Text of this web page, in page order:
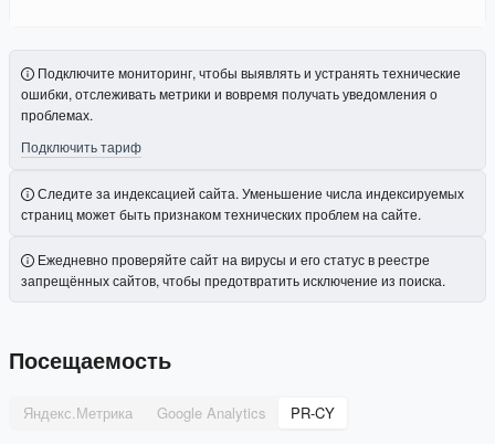
Подключите мониторинг, чтобы выявлять и устранять технические
ошибки, отслеживать метрики и вовремя получать уведомления о
проблемах.
Подключить тариф
Следите за индексацией сайта. Уменьшение числа индексируемых
страниц может быть признаком технических проблем на сайте.
Ежедневно проверяйте сайт на вирусы и его статус в реестре
запрещённых сайтов, чтобы предотвратить исключение из поиска.
Посещаемость
Яндекс.Метрика Google Analytics PR-CY